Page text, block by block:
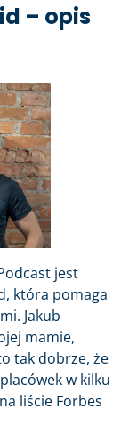
– opis
jest
która pomaga
Jakub
mamie,
tak dobrze, że
w kilku
liście Forbes